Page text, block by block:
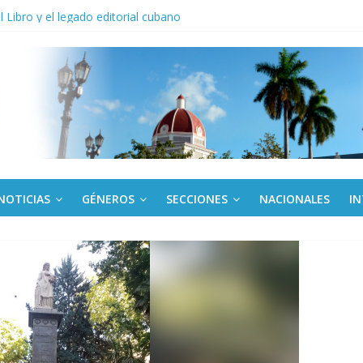
Empresa Eléctrica de La Habana y otras instalaciones
cubanos en certamen de ballet en Sudáfrica
para los niños trabajamos
una “crisis migratoria”
GÉNEROS SECCIONES NACIONALES